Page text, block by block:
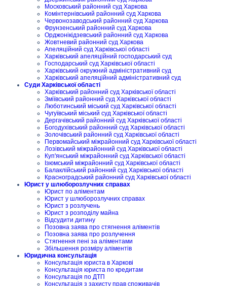
Московський районний суд Харкова
Комінтернівський районний суд Харкова
Червонозаводський районний суд Харкова
Фрунзенський районний суд Харкова
Орджонікідзевський районний суд Харкова
Жовтневий районний суд Харкова
Апеляційний суд Харківської області
Харківський апеляційний господарський суд
Господарський суд Харківської області
Харківський окружний адміністративний суд
Харківський апеляційний адміністративний суд
Суди Харківської області
Харківський районний суд Харківської області
Зміївський районний суд Харківської області
Люботинський міський суд Харківської області
Чугуївський міський суд Харківської області
Дергачівський районний суд Харківської області
Богодухівський районний суд Харківської області
Золочівський районний суд Харківської області
Первомайський міжрайонний суд Харківської області
Лозівський міжрайонний суд Харківської області
Куп'янський міжрайонний суд Харківської області
Ізюмський міжрайонний суд Харківської області
Балаклійський районний суд Харківської області
Красноградський районний суд Харківської області
Юрист у шлюборозлучних справах
Юрист по аліментам
Юрист у шлюборозлучних справах
Юрист з розлучень
Юрист з розподілу майна
Відсудити дитину
Позовна заява про стягнення аліментів
Позовна заява про розлучення
Стягнення пені за аліментами
Збільшення розміру аліментів
Юридична консультація
Консультація юриста в Харкові
Консультація юриста по кредитам
Консультація по ДТП
Консультація з захисту прав споживачів